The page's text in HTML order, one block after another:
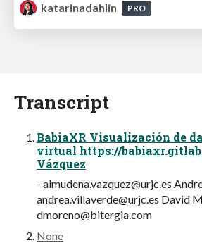
katarinadahlin
PRO
Transcript
BabiaXR Visualización de
virtual https://
Vázquez
- almudena.vazquez@urjc.es
andrea.villaverde@urjc.es David
dmoreno@bitergia.com
None